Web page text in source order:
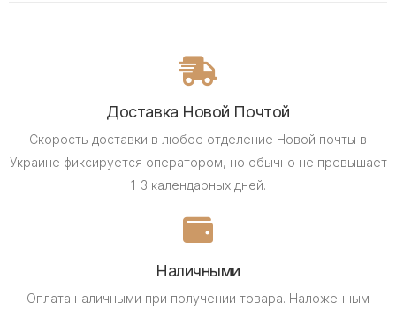
Доставка Новой Почтой
Скорость доставки в любое отделение Новой почты в
Украине фиксируется оператором, но обычно не превышает
1-3 календарных дней.
Наличными
Оплата наличными при получении товара. Наложенным